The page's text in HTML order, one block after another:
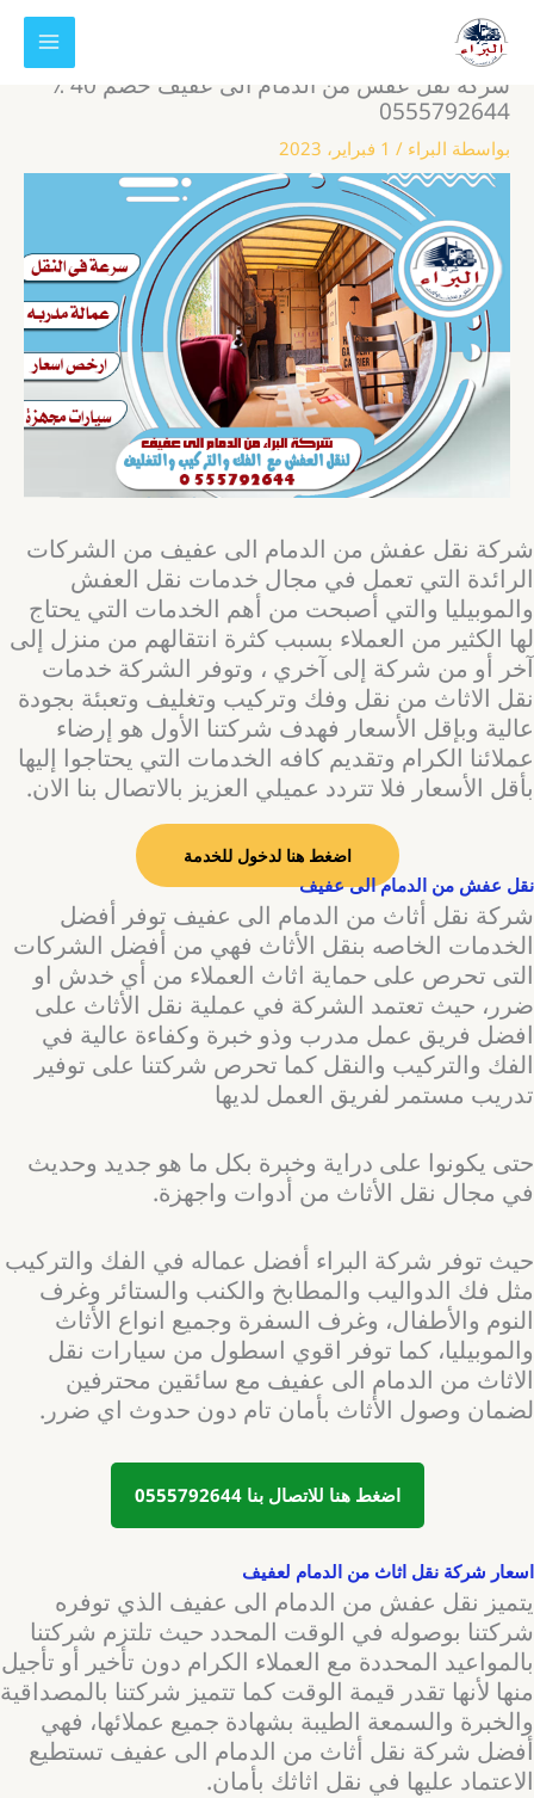
تخطي
المحتوى
شركة نقل عفش من الدمام الى عفيف خصم 40 ٪
0555792644
بواسطة البراء / 1 فبراير، 2023
شركة نقل عفش من الدمام الى عفيف من الشركات
الرائدة التي تعمل في مجال خدمات نقل العفش
والموبيليا والتي أصبحت من أهم الخدمات التي يحتاج
لها الكثير من العملاء بسبب كثرة انتقالهم من منزل إلى
آخر أو من شركة إلى آخري ، وتوفر الشركة خدمات
نقل الاثاث من نقل وفك وتركيب وتغليف وتعبئة بجودة
عالية وبإقل الأسعار فهدف شركتنا الأول هو إرضاء
عملائنا الكرام وتقديم كافه الخدمات التي يحتاجوا إليها
بأقل الأسعار فلا تتردد عميلي العزيز بالاتصال بنا الان.
اضغط هنا لدخول للخدمة
نقل عفش من الدمام الى عفيف
شركة نقل أثاث من الدمام الى عفيف توفر أفضل
الخدمات الخاصه بنقل الأثاث فهي من أفضل الشركات
التى تحرص على حماية اثاث العملاء من أي خدش او
ضرر، حيث تعتمد الشركة في عملية نقل الأثاث على
افضل فريق عمل مدرب وذو خبرة وكفاءة عالية في
الفك والتركيب والنقل كما تحرص شركتنا على توفير
تدريب مستمر لفريق العمل لديها
حتى يكونوا على دراية وخبرة بكل ما هو جديد وحديث
في مجال نقل الأثاث من أدوات واجهزة.
حيث توفر شركة البراء أفضل عماله في الفك والتركيب
مثل فك الدواليب والمطابخ والكنب والستائر وغرف
النوم والأطفال، وغرف السفرة وجميع انواع الأثاث
والموبيليا، كما توفر اقوي اسطول من سيارات نقل
الاثاث من الدمام الى عفيف مع سائقين محترفين
لضمان وصول الأثاث بأمان تام دون حدوث اي ضرر.
اضغط هنا للاتصال بنا 0555792644
اسعار شركة نقل اثاث من الدمام لعفيف
يتميز نقل عفش من الدمام الى عفيف الذي توفره
شركتنا بوصوله في الوقت المحدد حيث تلتزم شركتنا
بالمواعيد المحددة مع العملاء الكرام دون تأخير أو تأجيل
منها لأنها تقدر قيمة الوقت كما تتميز شركتنا بالمصداقية
والخبرة والسمعة الطيبة بشهادة جميع عملائها، فهي
أفضل شركة نقل أثاث من الدمام الى عفيف تستطيع
الاعتماد عليها في نقل اثاثك بأمان.